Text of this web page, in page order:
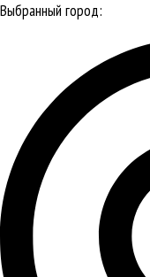
Выбранный город: